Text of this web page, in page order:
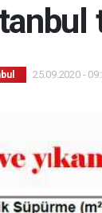
25.09.2020 -